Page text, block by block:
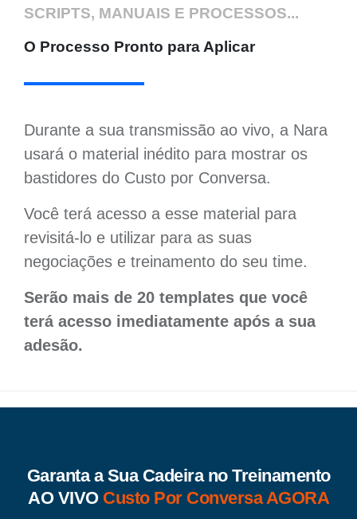
SCRIPTS, MANUAIS E PROCESSOS...
O Processo Pronto para Aplicar
Durante a sua transmissão ao vivo, a Nara
usará o material inédito para mostrar os
bastidores do Custo por Conversa.
Você terá acesso a esse material para
revisitá-lo e utilizar para as suas
negociações e treinamento do seu time.
Serão mais de 20 templates que você
terá acesso imediatamente após a sua
adesão.
Garanta a Sua Cadeira no Treinamento
AO VIVOCusto Por Conversa AGORA